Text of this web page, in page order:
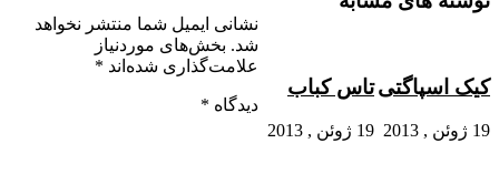
کیک اسپاگتی
19 ژوئن , 2013
تاس کباب
19 ژوئن , 2013
نشانی ایمیل شما منتشر نخواهد
شد. بخش‌های موردنیاز
علامت‌گذاری شده‌اند *
دیدگاه *